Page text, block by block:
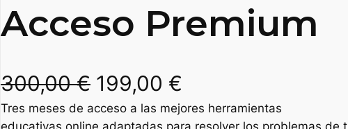
Acceso Premium
300,00€ E
l
199,00 €
l
Tres meses de acceso a las mejores herramientas